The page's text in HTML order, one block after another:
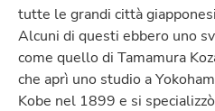
tutte le grandi città
Alcuni di questi ebbero uno
come quello di Tamamura
che aprì uno studio a
Kobe nel 1899 e si